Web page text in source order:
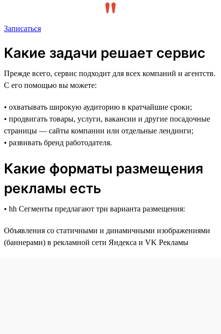
Записаться
Какие задачи решает сервис
Прежде всего, сервис подходит для всех компаний и агентств.
С его помощью вы можете:
• охватывать широкую аудиторию в кратчайшие сроки;
• продвигать товары, услуги, вакансии и другие посадочные
страницы — сайты компании или отдельные лендинги;
• развивать бренд работодателя.
Какие форматы размещения
рекламы есть
• hh Сегменты предлагают три варианта размещения:
Объявления со статичными и динамичными изображениями
(баннерами) в рекламной сети Яндекса и VK Рекламы